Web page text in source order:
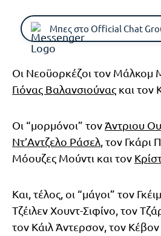
Μπες στο Official Chat
Οι Νεοϋορκέζοι τον Μάλκομ
Γιόνας Βαλανσιούνας και τον
Οι “μορμόνοι” τον Άντριου
Ντ’Αντζελο Ράσελ , τον Γκάρι
Μόουζες Μούντι και τον
Και, τέλος, οι “μάγοι” τον
Τζέιλεν Χουντ-Σιφίνο, τον
τον Κάιλ Άντερσον, τον